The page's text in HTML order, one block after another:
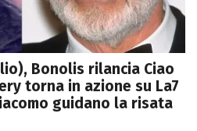
Bonolis rilancia Ciao
torna in azione su La7
guidano la risata